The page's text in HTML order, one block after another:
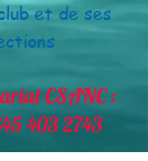
et de ses
CSANC :
403 2743